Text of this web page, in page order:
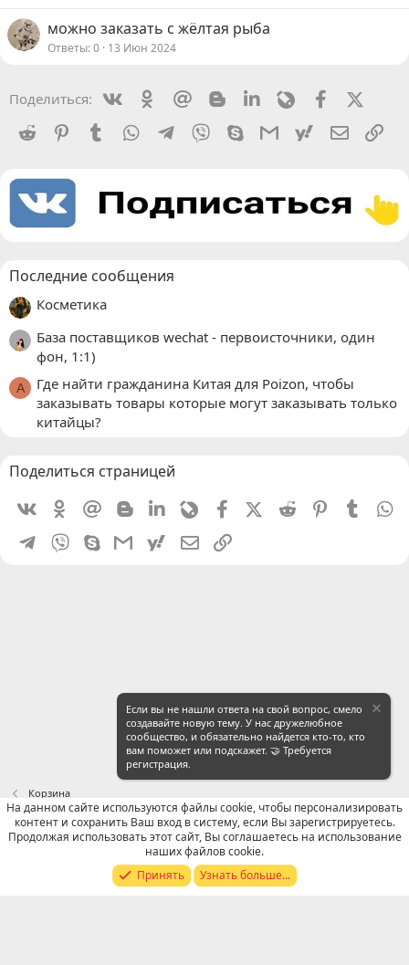
можно заказать с жёлтая рыба
Ответы 0 13 Июн 2024
Поделиться: VkontakteOdnoklassniki
Mail.ru BloggerLinkedinLivejournalFacebook
Reddit
PinterestTumblr WhatsAppTelegram
Viber SkypeGmailyahoomail
Последние сообщения
Косметика
База поставщиков wechat - первоисточники, один
фон, 1:1)
A
Где найти гражданина Китая для Poizon, чтобы
заказывать товары которые могут заказывать только
китайцы?
Поделиться страницей
VkontakteOdnoklassniki
Mail.ru BloggerLinkedin
LivejournalFacebookX (Twitter)
Reddit PinterestTumblr
Telegram
Viber SkypeGmailyahoomailЭлектронная почта
Корзина
Russian (RU)
Условия и правила
Политика конфиденциальности
Помощь
R
S
Если вы не нашли ответа на свой вопрос, смело
создавайте новую тему. У нас дружелюбное
сообщество, и обязательно найдется кто-то, кто
вам поможет или подскажет. 🤝 Требуется
регистрация.
На данном сайте используются файлы cookie, чтобы персонализировать
контент и сохранить Ваш вход в систему, если Вы зарегистрируетесь.
Продолжая использовать этот сайт, Вы соглашаетесь на использование
наших файлов cookie.
Принять
Узнать больше...